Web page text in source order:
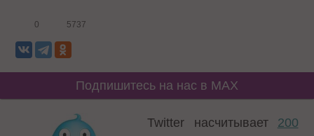
0 5737
Подпишитесь на нас в MAX
Twitter насчитывает 200